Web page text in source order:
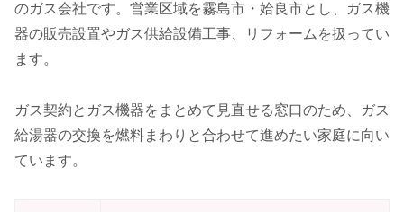
のガス会社です。営業区域を霧島市・姶良市とし、ガス機
器の販売設置やガス供給設備工事、リフォームを扱ってい
ます。
ガス契約とガス機器をまとめて見直せる窓口のため、ガス
給湯器の交換を燃料まわりと合わせて進めたい家庭に向い
ています。